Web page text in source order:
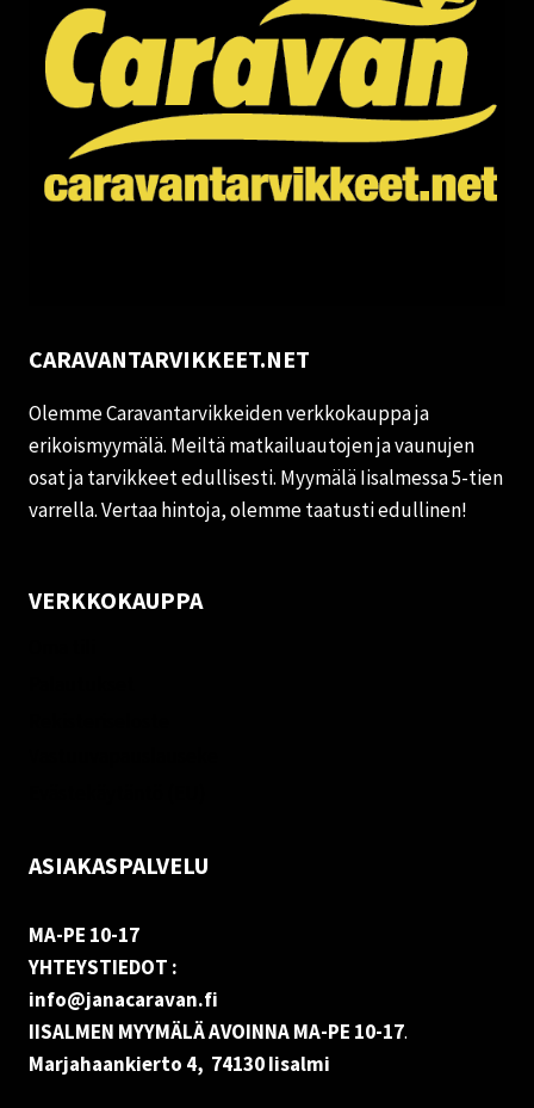
CARAVANTARVIKKEET.NET
Olemme Caravantarvikkeiden verkkokauppa ja
erikoismyymälä. Meiltä matkailuautojen ja vaunujen
osat ja tarvikkeet edullisesti. Myymälä Iisalmessa 5-tien
varrella. Vertaa hintoja, olemme taatusti edullinen!
VERKKOKAUPPA
ASIAKASPALVELU
MA-PE 10-17
YHTEYSTIEDOT :
info@janacaravan.fi
IISALMEN MYYMÄLÄ AVOINNA MA-PE 10-17.
Marjahaankierto 4, 74130 Iisalmi